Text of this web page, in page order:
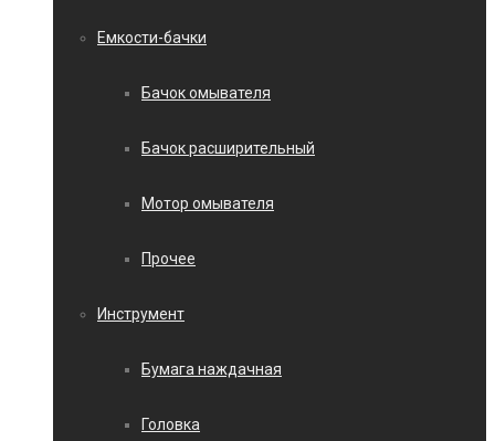
Емкости-бачки
Бачок омывателя
Бачок расширительный
Мотор омывателя
Прочее
Инструмент
Бумага наждачная
Головка